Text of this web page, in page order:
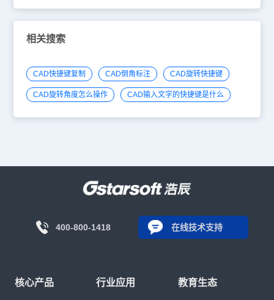
相关搜索
CAD快捷键复制 CAD倒角标注 CAD旋转快捷键
CAD旋转角度怎么操作 CAD输入文字的快捷键是什么
400-800-1418 在线技术支持
核心产品 行业应用 教育生态